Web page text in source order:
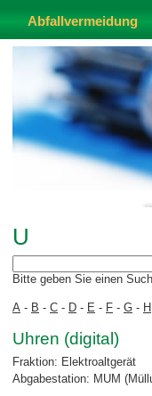
Abfallvermeidung
U
Bitte geben Sie einen
A - B - C - D - E - F - G - H
Uhren (digital)
Fraktion: Elektroaltgerät
Abgabestation: MUM